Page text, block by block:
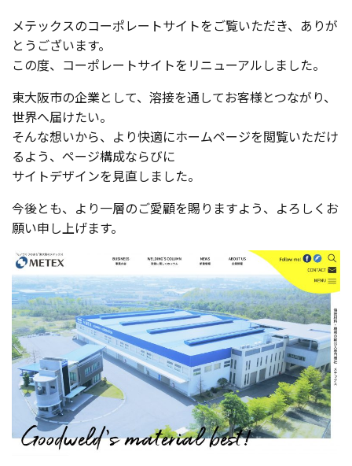
メテックスのコーポレートサイトをご覧いただき、ありが
とうございます。
この度、コーポレートサイトをリニューアルしました。
東大阪市の企業として、溶接を通してお客様とつながり、
世界へ届けたい。
そんな想いから、より快適にホームページを閲覧いただけ
るよう、ページ構成ならびに
サイトデザインを見直しました。
今後とも、より一層のご愛顧を賜りますよう、よろしくお
願い申し上げます。